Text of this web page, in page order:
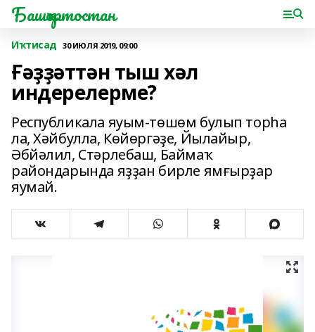
Башҡортостан
Иҡтисад 30 ИЮЛЯ 2019, 09:00
Ғәҙҙәттән тыш хәл
индерелерме?
Республикала яуым-төшөм булып торһа
ла, Хәйбулла, Көйөргәҙе, Йылайыр,
Әбйәлил, Стәрлебаш, Баймаҡ
райондарында яҙҙан бирле ямғырҙар
яумай.